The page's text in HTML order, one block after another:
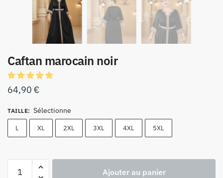
Caftan marocain noir
64,90 €
TAILLE: Sélectionne
L XL 2XL 3XL 4XL 5XL
Ajouter au panier